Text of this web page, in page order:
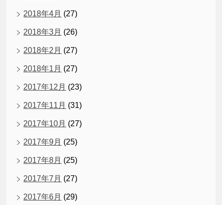
2018年4月 (27)
2018年3月 (26)
2018年2月 (27)
2018年1月 (27)
2017年12月 (23)
2017年11月 (31)
2017年10月 (27)
2017年9月 (25)
2017年8月 (25)
2017年7月 (27)
2017年6月 (29)